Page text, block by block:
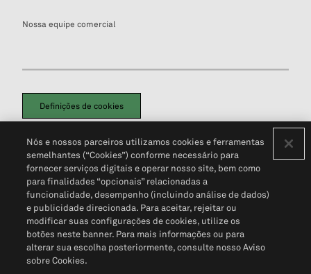
Nossa equipe comercial
Definições de cookies
Política de PrivacidadePortal de privacidade do cliente (em inglês)
Não Venda Minhas Informações Pessoais© 2026 S&P Global
Nós e nossos parceiros utilizamos cookies e ferramentas
semelhantes (“Cookies”) conforme necessário para
fornecer serviços digitais e operar nosso site, bem como
para finalidades “opcionais” relacionadas a
funcionalidade, desempenho (incluindo análise de dados)
e publicidade direcionada. Para aceitar, rejeitar ou
modificar suas configurações de cookies, utilize os
botões neste banner. Para mais informações ou para
alterar sua escolha posteriormente, consulte nosso Aviso
sobre Cookies.